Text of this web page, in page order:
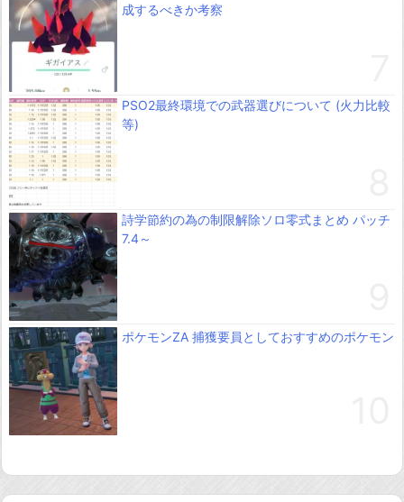
成するべきか考察
PSO2最終環境での武器選びについて (火力比較
等)
詩学節約の為の制限解除ソロ零式まとめ パッチ
7.4～
ポケモンZA 捕獲要員としておすすめのポケモン